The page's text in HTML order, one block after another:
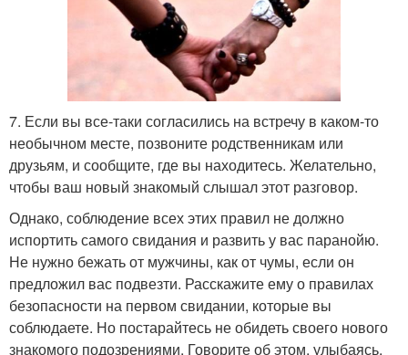
7. Если вы все-таки согласились на встречу в каком-то
необычном месте, позвоните родственникам или
друзьям, и сообщите, где вы находитесь. Желательно,
чтобы ваш новый знакомый слышал этот разговор.
Однако, соблюдение всех этих правил не должно
испортить самого свидания и развить у вас паранойю.
Не нужно бежать от мужчины, как от чумы, если он
предложил вас подвезти. Расскажите ему о правилах
безопасности на первом свидании, которые вы
соблюдаете. Но постарайтесь не обидеть своего нового
знакомого подозрениями. Говорите об этом, улыбаясь,